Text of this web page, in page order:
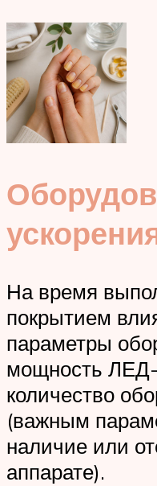
На время
покрытием
параметры
мощность
количество
(важным
наличие или
аппарате).